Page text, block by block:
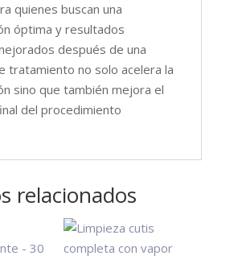
quienes buscan una
óptima y resultados
después de una
tratamiento no solo acelera la
sino que también mejora el
del procedimiento
relacionados